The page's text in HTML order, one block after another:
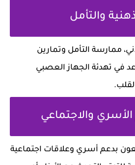
والتأمل
ممارسة التأمل وتمارين
في تهدئة الجهاز العصبي
والاجتماعي
بدعم أسري وعلاقات اجتماعية